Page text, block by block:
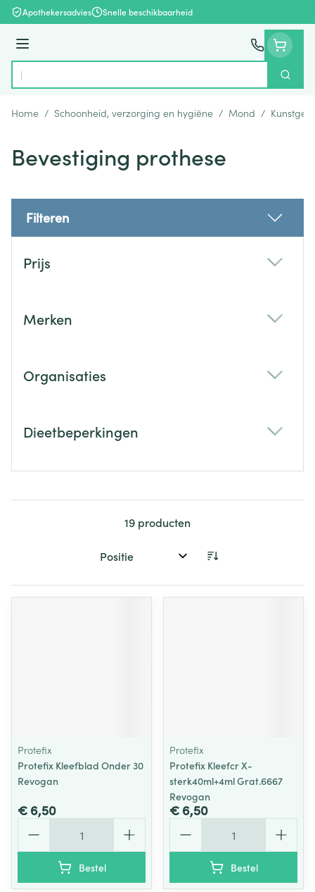
Ga naar de inhoud
Apothekersadvies Snelle beschikbaarheid
Menu
Product, merk, categorie...
Zoek
Home / Schoonheid, verzorging en hygiëne / Mond /
Bevestiging prothese
Filteren
Prijs
Merken
Organisaties
Dieetbeperkingen
19 producten
Sorteer op:
Protefix
Protefix Kleefblad Onder 30
Revogan
€ 6,50
Bestel
Protefix
Protefix Kleefcr X-
sterk40ml+4ml Grat.6667
Revogan
€ 6,50
Bestel